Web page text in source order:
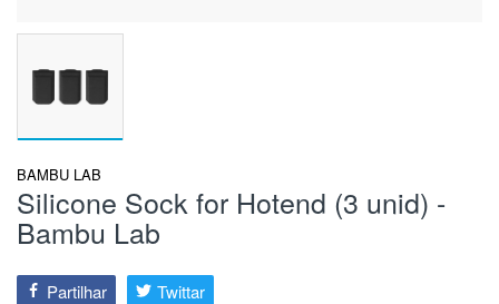
BAMBU LAB
Silicone Sock for Hotend (3 unid) -
Bambu Lab
Partilhar Twittar